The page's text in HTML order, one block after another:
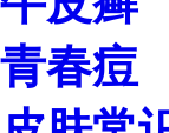
青春痘